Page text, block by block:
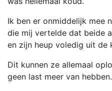
Ik ben er onmiddelijk mee
die mij vertelde dat beide
en zijn heup voledig uit de
Dit kunnen ze allemaal
geen last meer van hebben.